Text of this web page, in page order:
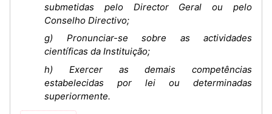
submetidas pelo Director Geral ou pelo
Conselho Directivo;
g) Pronunciar-se sobre as actividades
científicas da Instituição;
h) Exercer as demais competências
estabelecidas por lei ou determinadas
superiormente.